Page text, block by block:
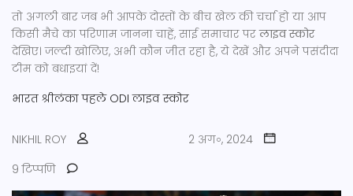
तो अगली बार जब भी आपके दोस्तों के बीच खेल की चर्चा हो या आप
किसी मैचे का परिणाम जानना चाहें, साई समाचार परलाइव स्कोर
देखिए। जल्दी खोलिए, अभी कौन जीत रहा है, ये देखें और अपने पसंदीदा
टीम को बधाइयां दें!
भारत श्रीलंका पहले ODI लाइव स्कोर
NIKHIL ROY
2 अग॰, 2024
9 टिप्पणि